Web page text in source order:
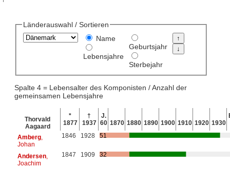
Länderauswahl / Sortieren
Name
Lebensjahre
Geburtsjahr
Sterbejahr
Spalte 4 = Lebensalter des Komponisten / Anzahl der
gemeinsamen Lebensjahre
Thorvald
Aagaard
*
1877
†
1937
J.
60 1870 1880 1890 1900 1910 1920 1930
Amberg,
Johan
1846 1928 51
Andersen,
Joachim
1847 1909 32